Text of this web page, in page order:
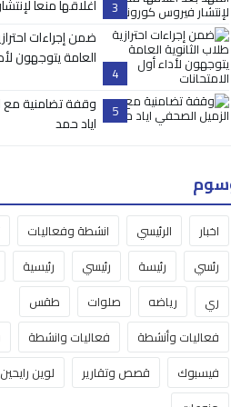
3 اغلاقها منعا
4
ضمن إجراءات
العامة يتوجهون
5
وقفة تضامنية مع
اياد حمد
اخبار الرئيسي انشطة وفعاليات
رئسي
رئيسة رئيسي رئيسية
ري
رياضه صلوات
طقس
فعاليات وأنشطة
فعاليات وانشطة
فيسبوك
قصص وتقارير لوين رايحين